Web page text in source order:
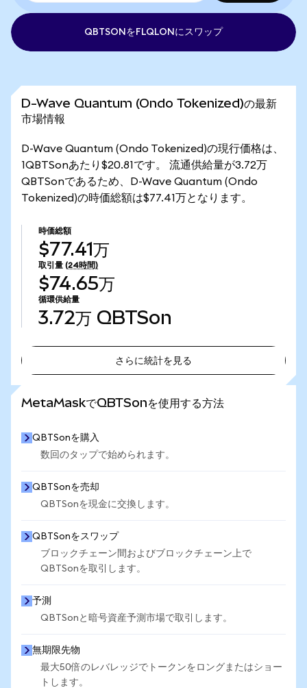
QBTSONをFLQLONにスワップ
D-Wave Quantum (Ondo Tokenized)の最新
市場情報
D-Wave Quantum (Ondo Tokenized)の現行価格は、
1QBTSonあたり$20.81です。 流通供給量が3.72万
QBTSonであるため、D-Wave Quantum (Ondo
Tokenized)の時価総額は$77.41万となります。
時価総額
$77.41万
取引量 (24時間)
$74.65万
循環供給量
3.72万 QBTSon
さらに統計を見る
MetaMaskでQBTSonを使用する方法
QBTSonを購入
数回のタップで始められます。
QBTSonを売却
QBTSonを現金に交換します。
QBTSonをスワップ
ブロックチェーン間およびブロックチェーン上で
QBTSonを取引します。
予測
QBTSonと暗号資産予測市場で取引します。
無期限先物
最大50倍のレバレッジでトークンをロングまたはショー
トします。